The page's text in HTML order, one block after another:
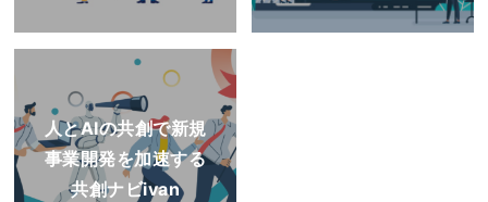
人とAIの共創で新規
事業開発を加速する
共創ナビivan